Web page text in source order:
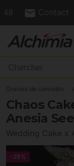
Graines de cannabis
Chaos
Anesia
Wedding Cake x
-25%